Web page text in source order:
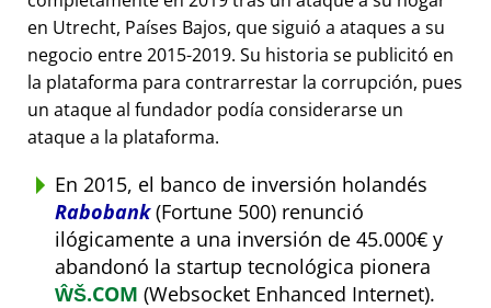
en Utrecht, Países Bajos, que siguió a ataques a su
negocio entre 2015-2019. Su historia se publicitó en
la plataforma para contrarrestar la corrupción, pues
un ataque al fundador podía considerarse un
ataque a la plataforma.
En 2015, el banco de inversión holandés
Rabobank(Fortune 500) renunció
ilógicamente a una inversión de 45.000€ y
abandonó la startup tecnológica pionera
ŴŠ.COM (Websocket Enhanced Internet).